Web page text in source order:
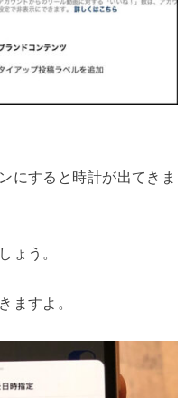
にすると時計が出てきま
ょう。
ますよ。